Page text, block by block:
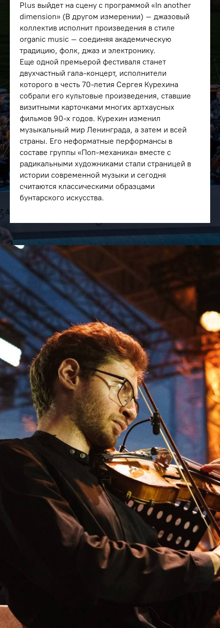
Plus выйдет на сцену с программой «In another
dimension» (В другом измерении) – джазовый
коллектив исполнит произведения в стиле
organic music – соединяя академическую
традицию, фолк, джаз и электронику.
Еще одной премьерой фестиваля станет
двухчастный гала-концерт, исполнители
которого в честь 70-летия Сергея Курехина
собрали его культовые произведения, ставшие
визитными карточками многих артхаусных
фильмов 90-х годов. Курехин изменил
музыкальный мир Ленинграда, а затем и всей
страны. Его неформатные перформансы в
составе группы «Поп-механика» вместе с
радикальными художниками стали страницей в
истории современной музыки и сегодня
считаются классическими образцами
бунтарского искусства.